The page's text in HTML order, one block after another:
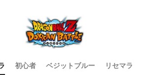
初心者 ベジットブルー リセマラ